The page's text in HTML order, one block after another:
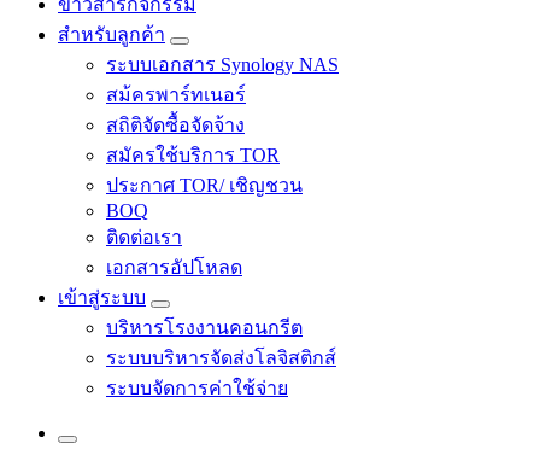
ข่าวสารกิจกรรม
สำหรับลูกค้า
ระบบเอกสาร Synology NAS
สม้ครพาร์ทเนอร์
สถิติจัดซื้อจัดจ้าง
สมัครใช้บริการ TOR
ประกาศ TOR/ เชิญชวน
BOQ
ติดต่อเรา
เอกสารอัปโหลด
เข้าสู่ระบบ
บริหารโรงงานคอนกรีต
ระบบบริหารจัดส่งโลจิสติกส์
ระบบจัดการค่าใช้จ่าย